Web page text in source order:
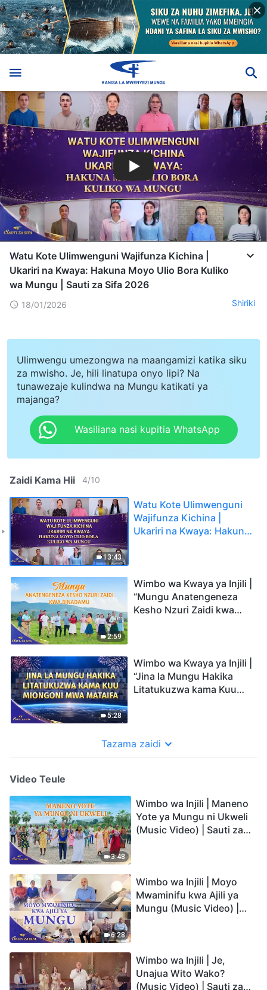
Watu Kote Ulimwenguni Wajifunza Kichina |
Ukariri na Kwaya: Hakuna Moyo Ulio Bora Kuliko
wa Mungu | Sauti za Sifa 2026
18/01/2026 Shiriki
Ulimwengu umezongwa na maangamizi katika siku
za mwisho. Je, hili linatupa onyo lipi? Na
tunawezaje kulindwa na Mungu katikati ya
majanga?
Wasiliana nasi kupitia WhatsApp
Zaidi Kama Hii 4/10
13:43
Watu Kote Ulimwenguni
Wajifunza Kichina |
Ukariri na Kwaya: Hakuna
2:59
Wimbo wa Kwaya ya Injili |
“Mungu Anatengeneza
Kesho Nzuri Zaidi kwa
5:28
Wimbo wa Kwaya ya Injili |
“Jina la Mungu Hakika
Litatukuzwa kama Kuu
Tazama zaidi
Video Teule
3:48
Wimbo wa Injili | Maneno
Yote ya Mungu ni Ukweli
(Music Video) | Sauti za
6:28
Wimbo wa Injili | Moyo
Mwaminifu kwa Ajili ya
Mungu (Music Video) |
Wimbo wa Injili | Je,
Unajua Wito Wako?
(Music Video) | Sauti za